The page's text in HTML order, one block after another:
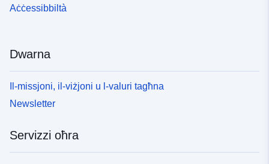
Aċċessibbiltà
Dwarna
Il-missjoni, il-viżjoni u l-valuri tagħna
Newsletter
Servizzi oħra